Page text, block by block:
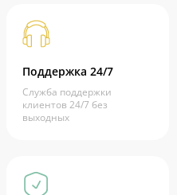
Поддержка 24/7
Служба поддержки
клиентов 24/7 без
выходных